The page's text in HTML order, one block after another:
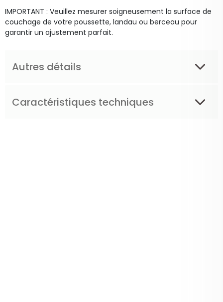
IMPORTANT : Veuillez mesurer soigneusement la surface de
couchage de votre poussette, landau ou berceau pour
garantir un ajustement parfait.
Caractéristiques techniques
Autres détails